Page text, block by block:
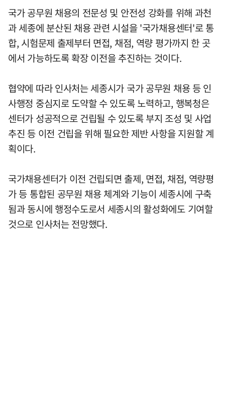
국가 공무원 채용의 전문성 및 안전성 강화를 위해 과천
과 세종에 분산된 채용 관련 시설을 '국가채용센터'로 통
합, 시험문제 출제부터 면접, 채점, 역량 평가까지 한 곳
에서 가능하도록 확장 이전을 추진하는 것이다.
협약에 따라 인사처는 세종시가 국가 공무원 채용 등 인
사행정 중심지로 도약할 수 있도록 노력하고, 행복청은
센터가 성공적으로 건립될 수 있도록 부지 조성 및 사업
추진 등 이전 건립을 위해 필요한 제반 사항을 지원할 계
획이다.
국가채용센터가 이전 건립되면 출제, 면접, 채점, 역량평
가 등 통합된 공무원 채용 체계와 기능이 세종시에 구축
됨과 동시에 행정수도로서 세종시의 활성화에도 기여할
것으로 인사처는 전망했다.